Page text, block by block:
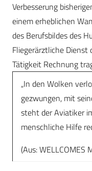
Verbesserung
einem erheblichen
des Berufsbildes des
Fliegerärztliche Dienst
Tätigkeit Rechnung
„In den Wolken
gezwungen, mit
steht der Aviatiker
menschliche Hilfe
(Aus: WELLCOMES